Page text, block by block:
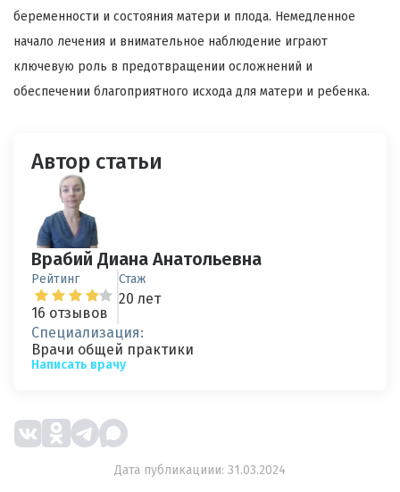
беременности и состояния матери и плода. Немедленное
начало лечения и внимательное наблюдение играют
ключевую роль в предотвращении осложнений и
обеспечении благоприятного исхода для матери и ребенка.
Автор статьи
Врабий Диана Анатольевна
Рейтинг
16 отзывов
Стаж
20 лет
Специализация:
Врачи общей практики
Написать врачу
Дата публикациии: 31.03.2024